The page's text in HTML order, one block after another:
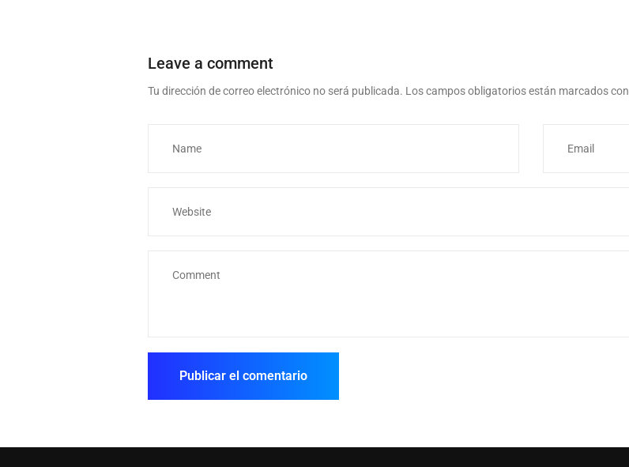
Leave a comment
Tu dirección de correo electrónico no será publicada. Los campos obligatorios están marcados con